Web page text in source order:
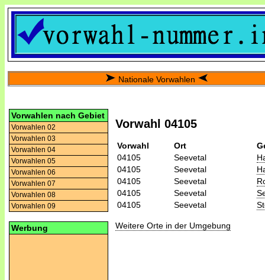
Nationale Vorwahlen
Vorwahlen nach Gebiet
Vorwahlen 02
Vorwahlen 03
Vorwahlen 04
Vorwahlen 05
Vorwahlen 06
Vorwahlen 07
Vorwahlen 08
Vorwahlen 09
Werbung
Vorwahl 04105
Vorwahl Ort
04105
Seevetal
04105
Seevetal
04105
Seevetal
04105
Seevetal
04105
Seevetal
Weitere Orte in der Umgebung